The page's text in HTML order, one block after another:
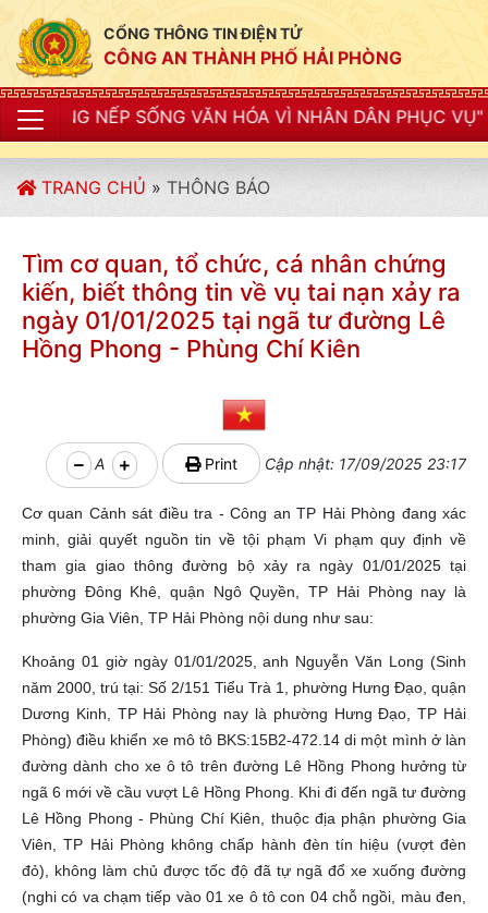
CỔNG THÔNG TIN ĐIỆN TỬ
CÔNG AN THÀNH PHỐ HẢI PHÒNG
VĂN HÓA VÌ NHÂN DÂN PHỤC VỤ"
TRANG CHỦ » THÔNG BÁO
Tìm cơ quan, tổ chức, cá nhân chứng
kiến, biết thông tin về vụ tai nạn xảy ra
ngày 01/01/2025 tại ngã tư đường Lê
Hồng Phong - Phùng Chí Kiên
A Print Cập nhật: 17/09/2025 23:17
Cơ quan Cảnh sát điều tra - Công an TP Hải Phòng đang xác
minh, giải quyết nguồn tin về tội phạm Vi phạm quy định về
tham gia giao thông đường bộ xảy ra ngày 01/01/2025 tại
phường Đông Khê, quận Ngô Quyền, TP Hải Phòng nay là
phường Gia Viên, TP Hải Phòng nội dung như sau:
Khoảng 01 giờ ngày 01/01/2025, anh Nguyễn Văn Long (Sinh
năm 2000, trú tại: Số 2/151 Tiểu Trà 1, phường Hưng Đạo, quận
Dương Kinh, TP Hải Phòng nay là phường Hưng Đạo, TP Hải
Phòng) điều khiển xe mô tô BKS:15B2-472.14 di một mình ở làn
đường dành cho xe ô tô trên đường Lê Hồng Phong hưởng từ
ngã 6 mới về cầu vượt Lê Hồng Phong. Khi đi đến ngã tư đường
Lê Hồng Phong - Phùng Chí Kiên, thuộc địa phận phường Gia
Viên, TP Hải Phòng không chấp hành đèn tín hiệu (vượt đèn
đỏ), không làm chủ được tốc độ đã tự ngã đổ xe xuống đường
(nghi có va chạm tiếp vào 01 xe ô tô con 04 chỗ ngồi, màu đen,